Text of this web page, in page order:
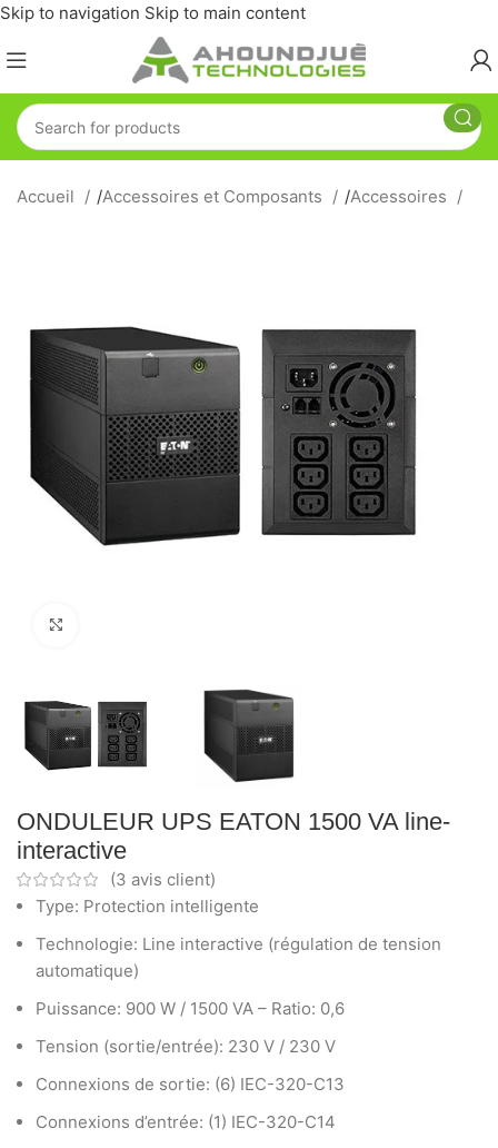
Skip to navigation Skip to main content
Accueil /Accessoires et Composants /Accessoires
ONDULEUR UPS EATON 1500 VA line-
interactive
(3 avis client)
Type: Protection intelligente
Technologie: Line interactive (régulation de tension
automatique)
Puissance: 900 W / 1500 VA – Ratio: 0,6
Tension (sortie/entrée): 230 V / 230 V
Connexions de sortie: (6) IEC-320-C13
Connexions d’entrée: (1) IEC-320-C14